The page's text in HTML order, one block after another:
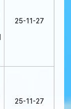
25-11-27
25-11-27